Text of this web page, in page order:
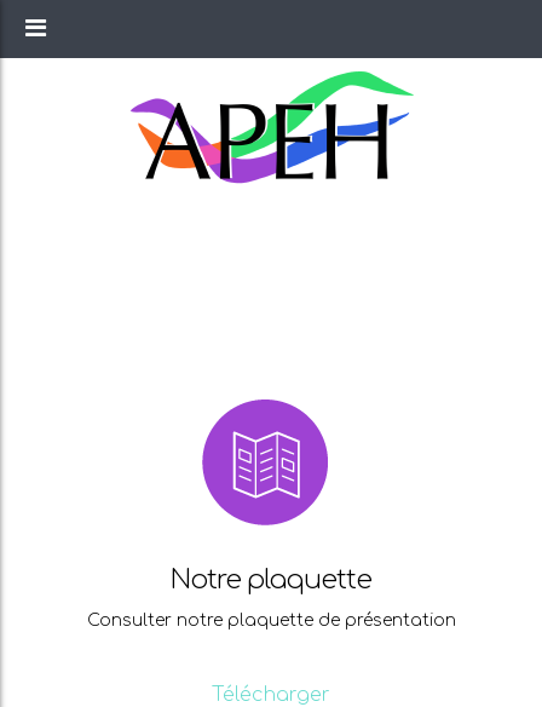
Notre plaquette
Consulter notre plaquette de présentation
Télécharger